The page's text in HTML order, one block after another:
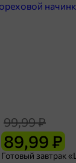
89,99 ₽
99,99 ₽